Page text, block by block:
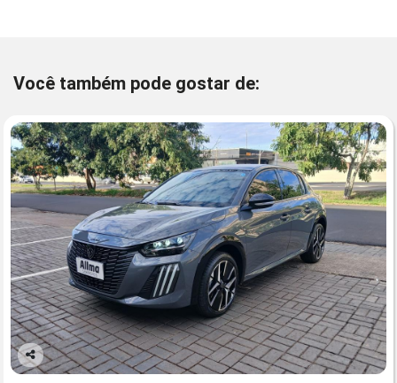
Você também pode gostar de:
Co